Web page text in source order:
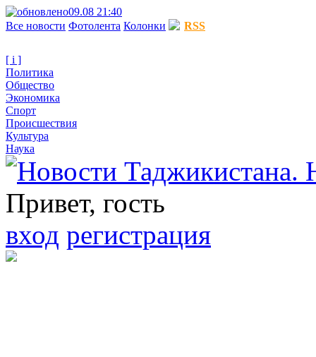
09.08 21:40
Все новости Фотолента Колонки RSS
[ i ]
Политика
Общество
Экономика
Спорт
Происшествия
Культура
Наука
Привет, гость
вход регистрация